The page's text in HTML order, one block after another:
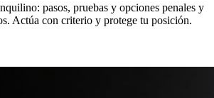
pasos, pruebas y opciones penales y
Actúa con criterio y protege tu posición.